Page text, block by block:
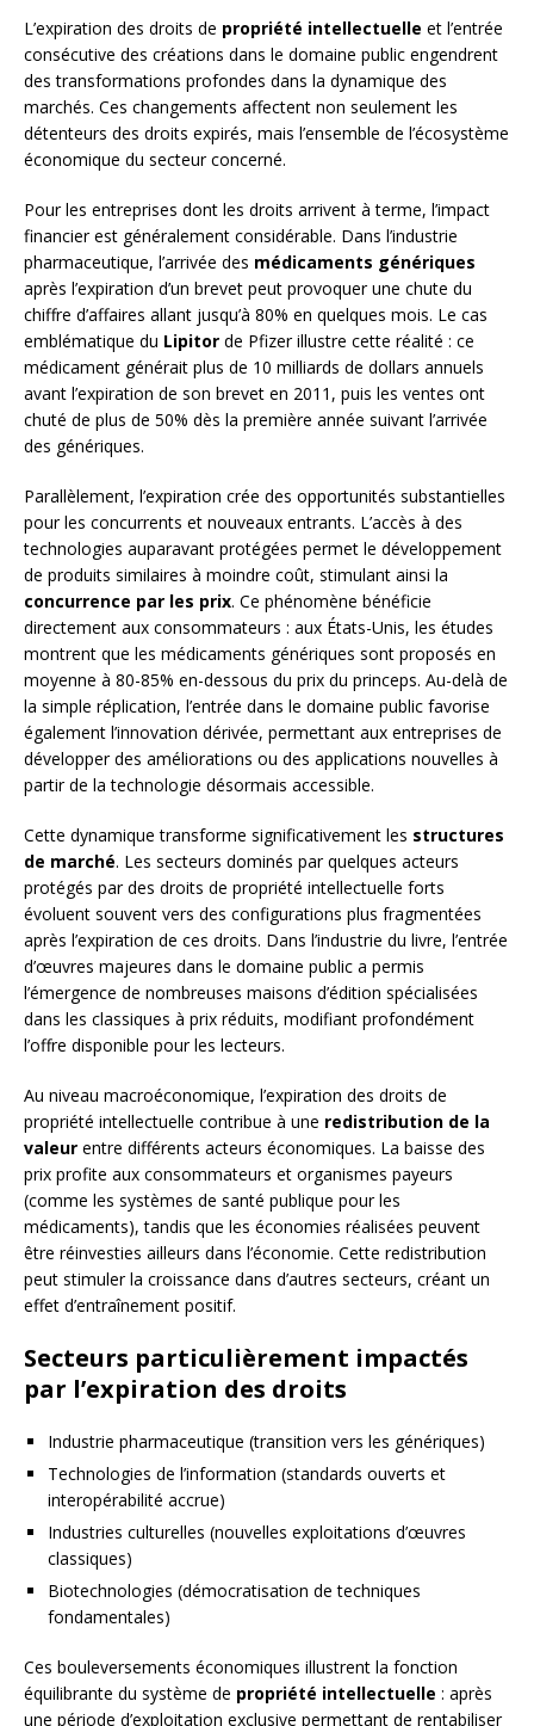
L’expiration des droits de propriété intellectuelle et l’entrée
consécutive des créations dans le domaine public engendrent
des transformations profondes dans la dynamique des
marchés. Ces changements affectent non seulement les
détenteurs des droits expirés, mais l’ensemble de l’écosystème
économique du secteur concerné.
Pour les entreprises dont les droits arrivent à terme, l’impact
financier est généralement considérable. Dans l’industrie
pharmaceutique, l’arrivée des médicaments génériques
après l’expiration d’un brevet peut provoquer une chute du
chiffre d’affaires allant jusqu’à 80% en quelques mois. Le cas
emblématique du Lipitor de Pfizer illustre cette réalité : ce
médicament générait plus de 10 milliards de dollars annuels
avant l’expiration de son brevet en 2011, puis les ventes ont
chuté de plus de 50% dès la première année suivant l’arrivée
des génériques.
Parallèlement, l’expiration crée des opportunités substantielles
pour les concurrents et nouveaux entrants. L’accès à des
technologies auparavant protégées permet le développement
de produits similaires à moindre coût, stimulant ainsi la
concurrence par les prix. Ce phénomène bénéficie
directement aux consommateurs : aux États-Unis, les études
montrent que les médicaments génériques sont proposés en
moyenne à 80-85% en-dessous du prix du princeps. Au-delà de
la simple réplication, l’entrée dans le domaine public favorise
également l’innovation dérivée, permettant aux entreprises de
développer des améliorations ou des applications nouvelles à
partir de la technologie désormais accessible.
Cette dynamique transforme significativement les structures
de marché. Les secteurs dominés par quelques acteurs
protégés par des droits de propriété intellectuelle forts
évoluent souvent vers des configurations plus fragmentées
après l’expiration de ces droits. Dans l’industrie du livre, l’entrée
d’œuvres majeures dans le domaine public a permis
l’émergence de nombreuses maisons d’édition spécialisées
dans les classiques à prix réduits, modifiant profondément
l’offre disponible pour les lecteurs.
Au niveau macroéconomique, l’expiration des droits de
propriété intellectuelle contribue à une redistribution de la
valeur entre différents acteurs économiques. La baisse des
prix profite aux consommateurs et organismes payeurs
(comme les systèmes de santé publique pour les
médicaments), tandis que les économies réalisées peuvent
être réinvesties ailleurs dans l’économie. Cette redistribution
peut stimuler la croissance dans d’autres secteurs, créant un
effet d’entraînement positif.
Secteurs particulièrement impactés
par l’expiration des droits
Industrie pharmaceutique (transition vers les génériques)
Technologies de l’information (standards ouverts et
interopérabilité accrue)
Industries culturelles (nouvelles exploitations d’œuvres
classiques)
Biotechnologies (démocratisation de techniques
fondamentales)
Ces bouleversements économiques illustrent la fonction
équilibrante du système de propriété intellectuelle : après
une période d’exploitation exclusive permettant de rentabiliser